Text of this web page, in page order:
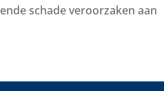
schade veroorzaken aan